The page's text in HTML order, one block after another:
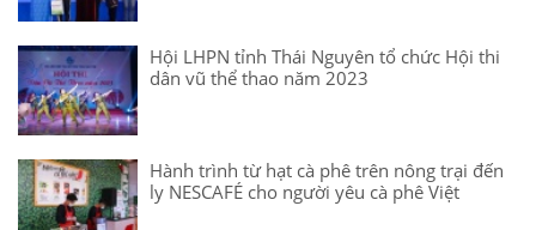
Hội LHPN tỉnh Thái Nguyên tổ chức Hội thi
dân vũ thể thao năm 2023
Hành trình từ hạt cà phê trên nông trại đến
ly NESCAFÉ cho người yêu cà phê Việt